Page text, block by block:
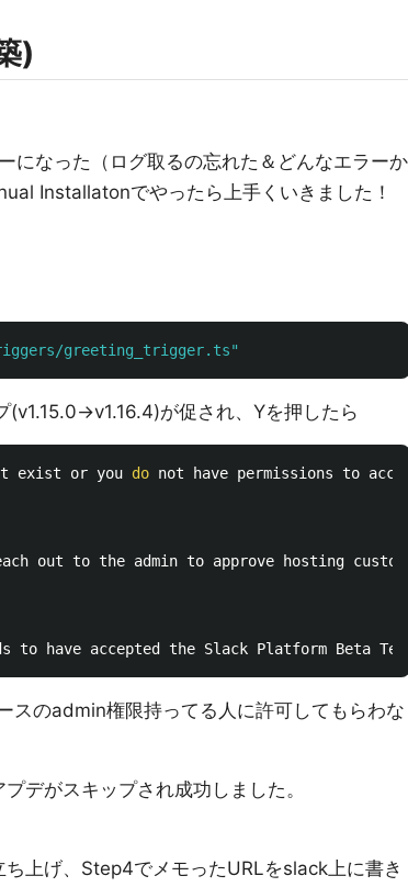
)
なった（ログ取るの忘れた＆どんなエラーか
Installatonでやったら上手くいきました！
greeting_trigger.ts"
が促され、Yを押したら
exist or you do not have permissions to
out to the admin to approve hosting
スのadmin権限持ってる人に許可してもらわな
デがスキップされ成功しました。
ち上げ、Step4でメモったURLをslack上に書き